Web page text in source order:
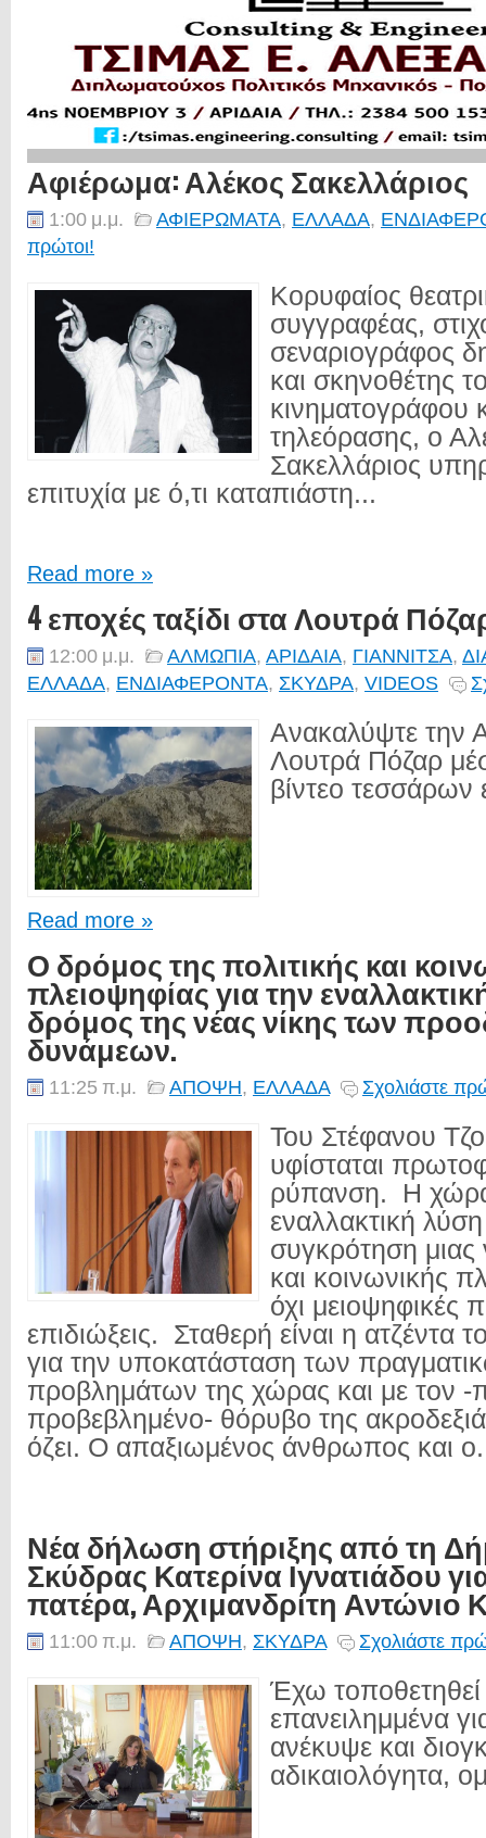
Αφιέρωμα: Αλέκος Σακελλάριος
1:00 μ.μ. ΑΦΙΕΡΩΜΑΤΑ, ΕΛΛΑΔΑ,
πρώτοι!
Κορυφαίος
συγγραφέας,
σεναριογράφος
και σκηνοθέτης
κινηματογράφου
τηλεόρασης, ο
Σακελλάριος
επιτυχία με ό,τι καταπιάστη...
Read more »
4 εποχές ταξίδι στα Λουτρά
12:00 μ.μ. ΑΛΜΩΠΙΑ, ΑΡΙΔΑΙΑ, ΓΙΑΝΝΙΤΣΑ,
ΕΛΛΑΔΑ, ΕΝΔΙΑΦΕΡΟΝΤΑ, ΣΚΥΔΡΑ, VIDEOS
Ανακαλύψτε την
Λουτρά Πόζαρ
βίντεο
Read more »
Ο δρόμος της πολιτικής και
πλειοψηφίας για την
δρόμος της νέας νίκης των
δυνάμεων.
11:25 π.μ. ΑΠΟΨΗ, ΕΛΛΑΔΑ Σχολιάστε
Του Στέφανου
υφίσταται
ρύπανση. Η χώρα
εναλλακτική
συγκρότηση μιας
και κοινωνικής
όχι μειοψηφικές
επιδιώξεις. Σταθερή είναι η ατζέντα
για την υποκατάσταση των
προβλημάτων της χώρας και με τον -
προβεβλημένο- θόρυβο της
όζει. Ο απαξιωμένος άνθρωπος και
Νέα δήλωση στήριξης από τη
Σκύδρας Κατερίνα Ιγνατιάδου
πατέρα, Αρχιμανδρίτη Αντώνιο
11:00 π.μ. ΑΠΟΨΗ, ΣΚΥΔΡΑ Σχολιάστε
Έχω τοποθετηθεί
επανειλημμένα
ανέκυψε και
αδικαιολόγητα,